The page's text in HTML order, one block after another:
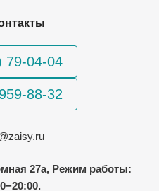
79-04-04
88-32
27а, Режим работы: